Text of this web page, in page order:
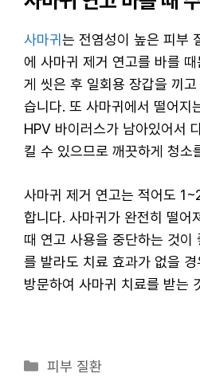
사마귀 는 전염성이 높은 피부
에 사마귀 제거 연고를 바를
게 씻은 후 일회용 장갑을 끼
습니다. 또 사마귀에서 떨어지
HPV 바이러스가 남아있어서
킬 수 있으므로 깨끗하게 청소
사마귀 제거 연고는 적어도
합니다. 사마귀가 완전히 떨어
때 연고 사용을 중단하는 것이
를 발라도 치료 효과가 없을
방문하여 사마귀 치료를 받는
카
피부 질환